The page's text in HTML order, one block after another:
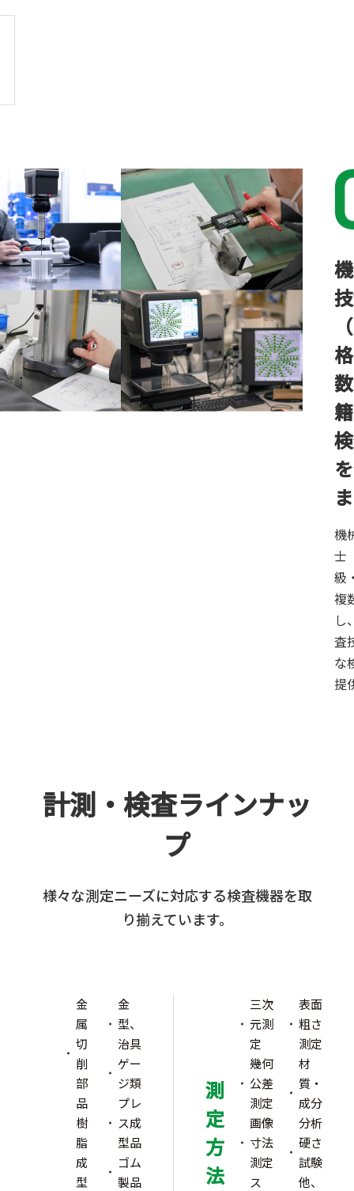
機
士
級
複
し
査
な
提
計測・検査ラインナッ
プ
様々な測定ニーズに対応する検査機器を取
り揃えています。
金
属
切
削
部
品
樹
脂
成
型
金
型、
治具
ゲー
ジ類
プレ
ス成
型品
ゴム
製品
測
定
方
法
三次
元測
定
幾何
公差
測定
画像
寸法
測定
ス
表面
粗さ
測定
材
質・
成分
分析
硬さ
試験
他、